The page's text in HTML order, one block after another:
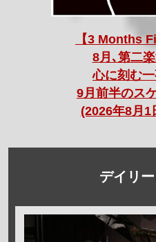
【3 Months
8月､第二
心に刻む
9月前半のス
(2026年8月
デイリ